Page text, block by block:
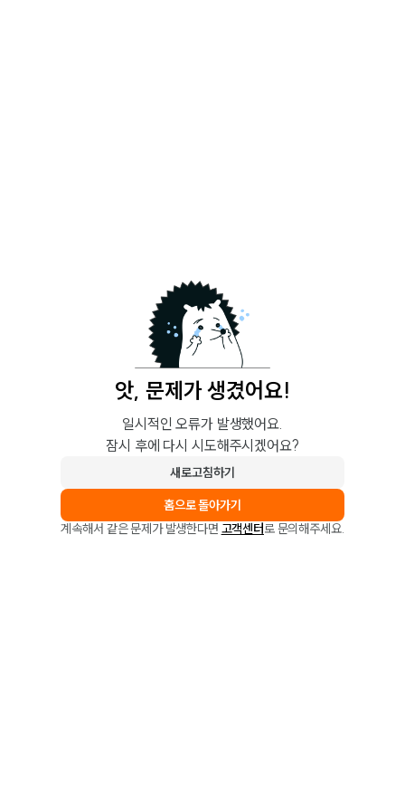
앗, 문제가 생겼어요!
일시적인 오류가 발생했어요.
잠시 후에 다시 시도해주시겠어요?
새로고침하기
홈으로 돌아가기
계속해서 같은 문제가 발생한다면 고객센터로 문의해주세요.